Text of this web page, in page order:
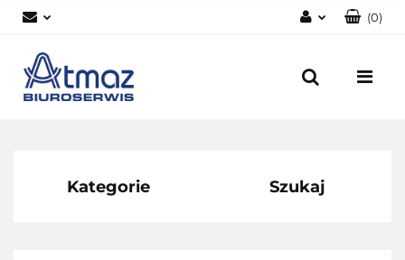
Zarejestruj się
(0)
Kategorie Szukaj